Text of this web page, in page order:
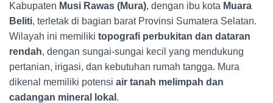
Kabupaten Musi Rawas (Mura), dengan ibu kota Muara
Beliti, terletak di bagian barat Provinsi Sumatera Selatan.
Wilayah ini memiliki topografi perbukitan dan dataran
rendah, dengan sungai-sungai kecil yang mendukung
pertanian, irigasi, dan kebutuhan rumah tangga. Mura
dikenal memiliki potensi air tanah melimpah dan
cadangan mineral lokal .